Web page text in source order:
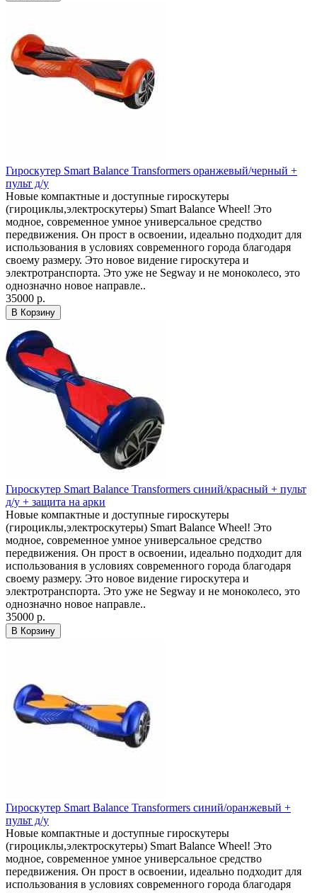
Гироскутер Smart Balance Transformers оранжевый/черный +
пульт д/у
Новые компактные и доступные гироскутеры
(гироциклы,электроскутеры) Smart Balance Wheel! Это
модное, современное умное универсальное средство
передвижения. Он прост в освоении, идеально подходит для
использования в условиях современного города благодаря
своему размеру. Это новое видение гироскутера и
электротранспорта. Это уже не Segway и не моноколесо, это
однозначно новое направле..
35000 р.
В Корзину
Гироскутер Smart Balance Transformers синий/красный + пульт
д/у + защита на арки
Новые компактные и доступные гироскутеры
(гироциклы,электроскутеры) Smart Balance Wheel! Это
модное, современное умное универсальное средство
передвижения. Он прост в освоении, идеально подходит для
использования в условиях современного города благодаря
своему размеру. Это новое видение гироскутера и
электротранспорта. Это уже не Segway и не моноколесо, это
однозначно новое направле..
35000 р.
В Корзину
Гироскутер Smart Balance Transformers синий/оранжевый +
пульт д/у
Новые компактные и доступные гироскутеры
(гироциклы,электроскутеры) Smart Balance Wheel! Это
модное, современное умное универсальное средство
передвижения. Он прост в освоении, идеально подходит для
использования в условиях современного города благодаря